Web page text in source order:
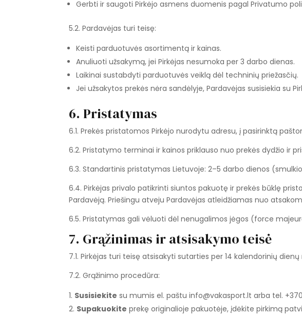
Gerbti ir saugoti Pirkėjo asmens duomenis pagal Privatumo
5.2. Pardavėjas turi teisę:
Keisti parduotuvės asortimentą ir kainas.
Anuliuoti užsakymą, jei Pirkėjas nesumoka per 3 darbo dienas.
Laikinai sustabdyti parduotuvės veiklą dėl techninių priežasčių.
Jei užsakytos prekės nėra sandėlyje, Pardavėjas susisiekia su
6. Pristatymas
6.1. Prekės pristatomos Pirkėjo nurodytu adresu, į pasirinktą
6.2. Pristatymo terminai ir kainos priklauso nuo prekės dydžio ir
6.3. Standartinis pristatymas Lietuvoje: 2–5 darbo dienos
6.4. Pirkėjas privalo patikrinti siuntos pakuotę ir prekės būklę
Pardavėją. Priešingu atveju Pardavėjas atleidžiamas nuo
6.5. Pristatymas gali vėluoti dėl nenugalimos jėgos (force
7. Grąžinimas ir atsisakymo teisė
7.1. Pirkėjas turi teisę atsisakyti sutarties per 14 kalendorinių
7.2. Grąžinimo procedūra:
Susisiekite su mumis el. paštu info@vakasport.lt arba tel.
Supakuokite prekę originalioje pakuotėje, įdėkite pirkimą